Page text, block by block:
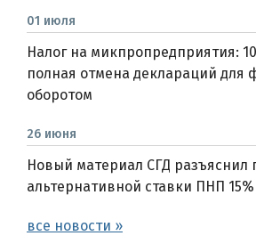
01 июля
Налог на микпропредприятия:
полная отмена деклараций для
оборотом
26 июня
Новый материал СГД разъяснил
альтернативной ставки ПНП
все новости »